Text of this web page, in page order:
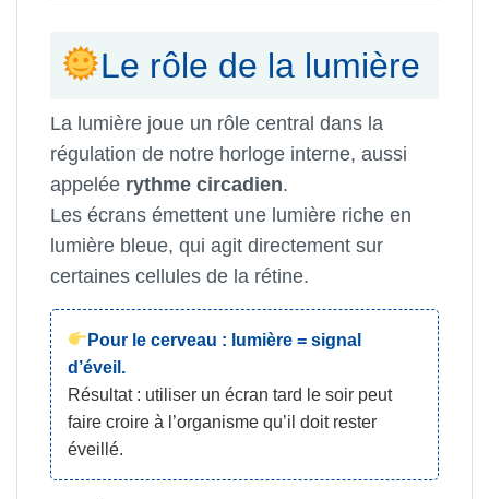
Le rôle de la lumière
La lumière joue un rôle central dans la
régulation de notre horloge interne, aussi
appelée rythme circadien.
Les écrans émettent une lumière riche en
lumière bleue, qui agit directement sur
certaines cellules de la rétine.
Pour le cerveau : lumière = signal
d’éveil.
Résultat : utiliser un écran tard le soir peut
faire croire à l’organisme qu’il doit rester
éveillé.